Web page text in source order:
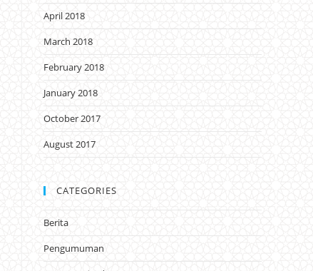
April 2018
March 2018
February 2018
January 2018
October 2017
August 2017
CATEGORIES
Berita
Pengumuman